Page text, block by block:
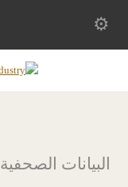
البيانات الصحفية